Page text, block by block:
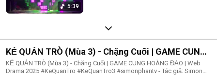
5:39
KẺ QUẢN TRÒ (Mùa 3) - Chặng Cuối | GAME CUNG
HOÀNG ĐẠO | Web Drama 2025
KẺ QUẢN TRÒ (Mùa 3) - Chặng Cuối | GAME CUNG HOÀNG ĐẠO | Web
Drama 2025 #KeQuanTro #KeQuanTro3 #simonphantv - Tác giả: Simon